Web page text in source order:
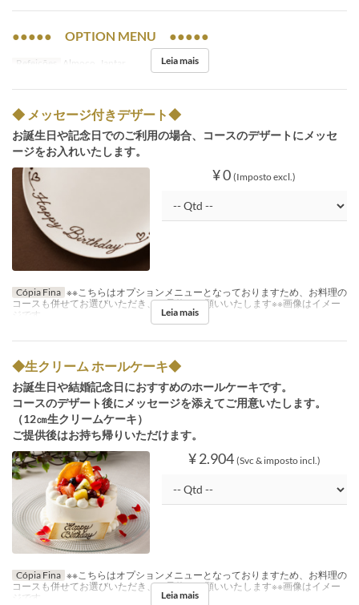
●●●●● OPTION MENU ●●●●●
Refeições Almoço, Jantar Leia mais
◆ メッセージ付きデザート◆
お誕生日や記念日でのご利用の場合、コースのデザートにメッセ
ージをお入れいたします。
¥ 0 (Imposto excl.)
Cópia Fina ※※こちらはオプションメニューとなっておりますため、お料理の
コースも併せてお選びいただき、ご予約をお願いいたします※※画像はイメー
ジです
Leia mais
◆生クリーム ホールケーキ◆
お誕生日や結婚記念日におすすめのホールケーキです。
コースのデザート後にメッセージを添えてご用意いたします。
（12㎝生クリームケーキ）
ご提供後はお持ち帰りいただけます。
¥ 2.904 (Svc & imposto incl.)
Cópia Fina ※※こちらはオプションメニューとなっておりますため、お料理の
コースも併せてお選びいただき、ご予約をお願いいたします※※画像はイメー
ジです
Leia mais